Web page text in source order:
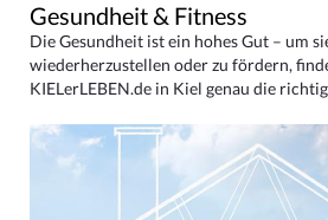
Gesundheit & Fitness
Die Gesundheit ist ein hohes Gut – um
wiederherzustellen oder zu fördern,
KIELerLEBEN.de in Kiel genau die